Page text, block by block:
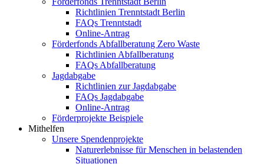
Richtlinien Trenntstadt Berlin
FAQs Trenntstadt
Online-Antrag
Förderfonds Abfallberatung Zero Waste
Richtlinien Abfallberatung
FAQs Abfallberatung
Jagdabgabe
Richtlinien zur Jagdabgabe
FAQs Jagdabgabe
Online-Antrag
Förderprojekte Beispiele
Mithelfen
Unsere Spendenprojekte
Naturerlebnisse für Menschen in belastenden
Situationen